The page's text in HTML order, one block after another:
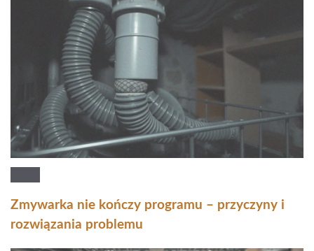
Zmywarka nie kończy programu – przyczyny i
rozwiązania problemu